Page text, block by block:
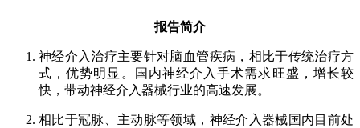
报告简介
神经介入治疗主要针对脑血管疾病，相比于传统治疗方
式，优势明显。国内神经介入手术需求旺盛，增长较
快，带动神经介入器械行业的高速发展。
相比于冠脉、主动脉等领域，神经介入器械国内目前处